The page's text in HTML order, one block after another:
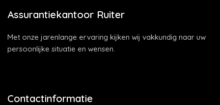
Assurantiekantoor Ruiter
Met onze jarenlange ervaring kijken wij vakkundig naar uw
persoonlijke situatie en wensen.
Contactinformatie